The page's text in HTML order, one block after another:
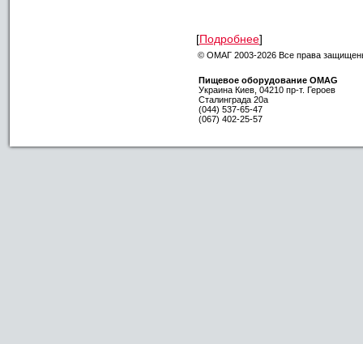
[Подробнее]
© ОМАГ 2003-2026 Все права
Пищевое оборудование OMAG
Украина Киев 04210 пр-т. Героев
Сталинграда 20а
(044) 537-65-47
(067) 402-25-57